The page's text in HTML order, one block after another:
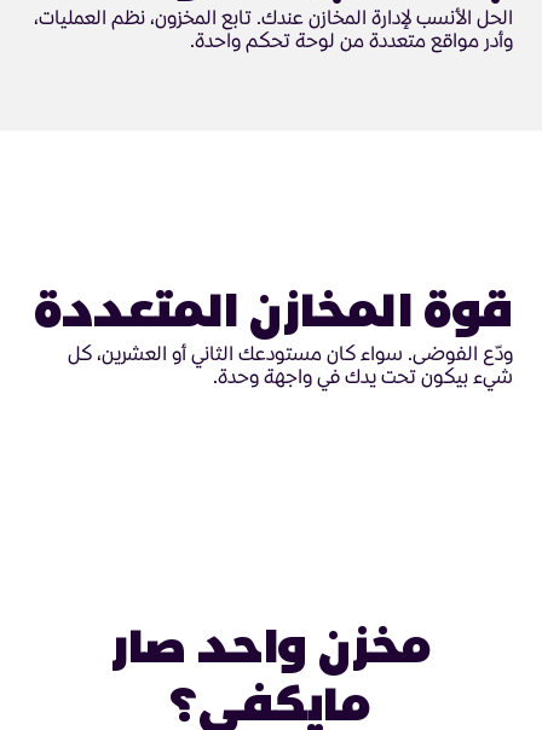
الحل الأنسب لإدارة المخازن عندك. تابع المخزون، نظم العمليات،
وأدر مواقع متعددة من لوحة تحكم واحدة.
قوة المخازن المتعددة
ودّع الفوضى. سواء كان مستودعك الثاني أو العشرين، كل
شيء بيكون تحت يدك في واجهة وحدة.
مخزن واحد صار
مايكفي؟